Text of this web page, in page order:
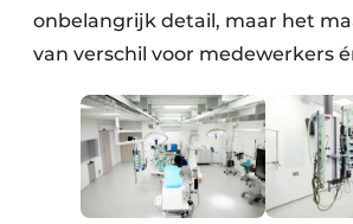
onbelangrijk detail, maar het
van verschil voor medewerkers